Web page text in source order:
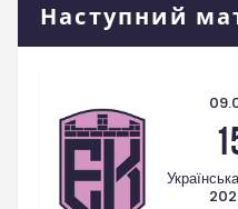
Наступний